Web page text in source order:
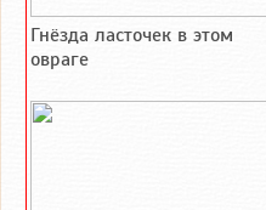
Гнёзда ласточек в этом
овраге